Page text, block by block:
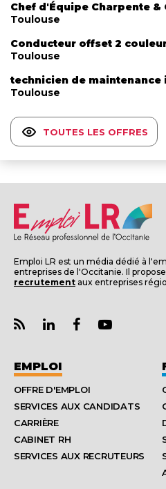
Chef d'Équipe Charpente &
Toulouse
Conducteur offset 2
Toulouse
technicien de
Toulouse
TOUTES LES OFFRES
Emploi LR est un média dédié à
entreprises de l'Occitanie. Il
recrutement aux entreprises
EMPLOI
OFFRE D'EMPLOI
SERVICES AUX CANDIDATS
CARRIÈRE
CABINET RH
SERVICES AUX RECRUTEURS